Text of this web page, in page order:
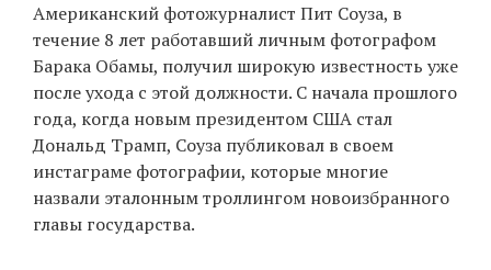
Американский фотожурналист Пит Соуза, в
течение 8 лет работавший личным фотографом
Барака Обамы, получил широкую известность уже
после ухода с этой должности. С начала прошлого
года, когда новым президентом США стал
Дональд Трамп, Соуза публиковал в своем
инстаграме фотографии, которые многие
назвали эталонным троллингом новоизбранного
главы государства.